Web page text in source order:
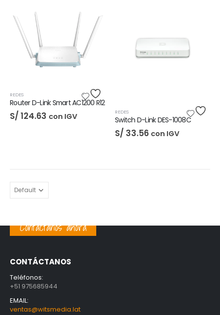
REDES
Router D-Link Smart AC1200 R12
S/ 124.63 con IGV REDES
Switch D-Link DES-1008C
S/ 33.56 con IGV
Contáctanos ahora
CONTÁCTANOS
Teléfonos:
+51 975685944
EMAIL:
ventas@witsmedia.lat